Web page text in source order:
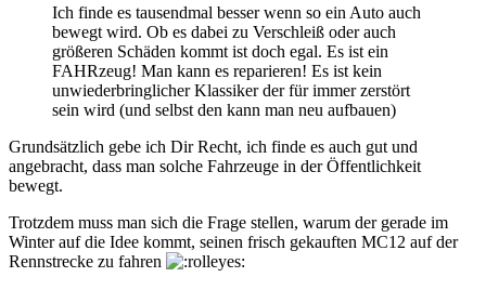
Ich finde es tausendmal besser wenn so ein Auto auch
bewegt wird. Ob es dabei zu Verschleiß oder auch
größeren Schäden kommt ist doch egal. Es ist ein
FAHRzeug! Man kann es reparieren! Es ist kein
unwiederbringlicher Klassiker der für immer zerstört
sein wird (und selbst den kann man neu aufbauen)
Grundsätzlich gebe ich Dir Recht, ich finde es auch gut und
angebracht, dass man solche Fahrzeuge in der Öffentlichkeit
bewegt.
Trotzdem muss man sich die Frage stellen, warum der gerade im
Winter auf die Idee kommt, seinen frisch gekauften MC12 auf der
Rennstrecke zu fahren